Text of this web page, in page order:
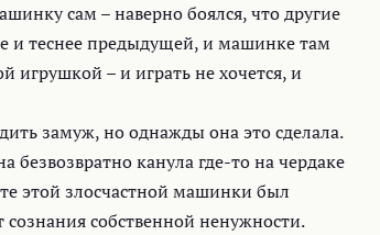
сам – наверно боялся, что другие
и теснее предыдущей, и машинке там
игрушкой – и играть не хочется, и
замуж, но однажды она это сделала.
канула где-то на чердаке
этой злосчастной машинки был
собственной ненужности.